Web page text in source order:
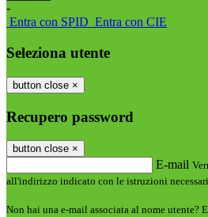
-
Entra con SPID Entra con CIE
Seleziona utente
button close ×
Recupero password
button close ×
E-mail
all'indirizzo indicato con le istruzioni
Non hai una e-mail associata al nome utente?